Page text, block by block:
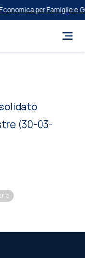
per Famiglie e
(30-03-